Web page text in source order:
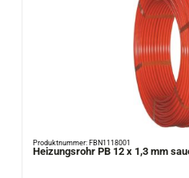
Produktnummer: FBN1118001
Heizungsrohr PB 12 x 1,3 mm